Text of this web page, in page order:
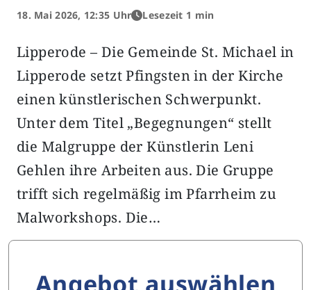
18. Mai 2026, 12:35 Uhr Lesezeit 1 min
Lipperode – Die Gemeinde St. Michael in
Lipperode setzt Pfingsten in der Kirche
einen künstlerischen Schwerpunkt.
Unter dem Titel „Begegnungen“ stellt
die Malgruppe der Künstlerin Leni
Gehlen ihre Arbeiten aus. Die Gruppe
trifft sich regelmäßig im Pfarrheim zu
Malworkshops. Die…